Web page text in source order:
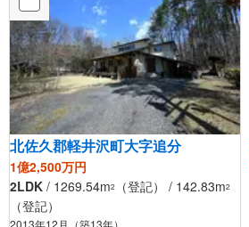
北佐久郡軽井沢町大字追分
1億2,500万円
2LDK / 1269.54m2 （登記） / 142.83m2
（登記）
2013年12月（築13年）